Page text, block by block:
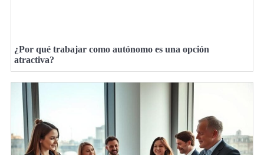
¿Por qué trabajar como autónomo es una opción
atractiva?